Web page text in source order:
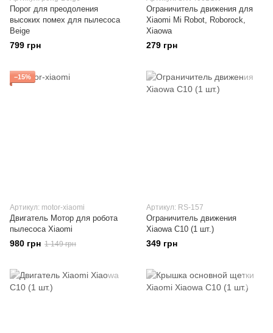
Порог для преодоления
высоких помех для пылесоса
Beige
799 грн
Ограничитель движения для
Xiaomi Mi Robot, Roborock,
Xiaowa
279 грн
−15%
Артикул: motor-xiaomi
Двигатель Мотор для робота
пылесоса Xiaomi
980 грн 1 149 грн
Артикул: RS-157
Ограничитель движения
Xiaowa C10 (1 шт.)
349 грн